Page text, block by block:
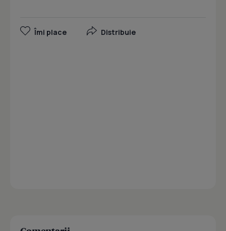
Îmi place Distribuie